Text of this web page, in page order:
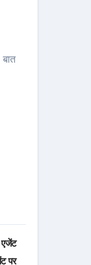
एजेंट
पर